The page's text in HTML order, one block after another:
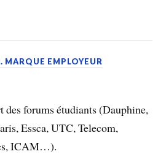
MARQUE EMPLOYEUR
des forums étudiants (Dauphine,
Essca, UTC, Telecom,
ICAM…).